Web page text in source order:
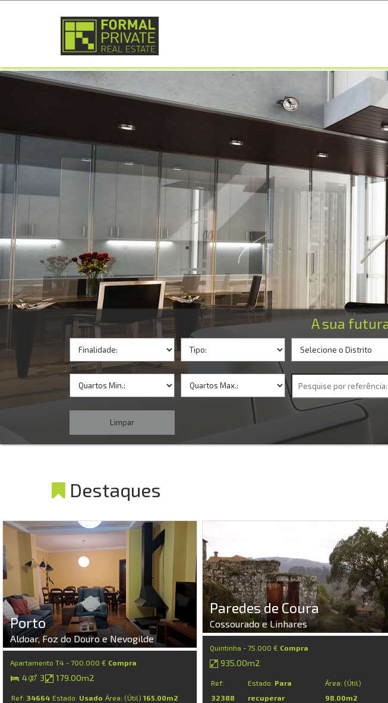
A sua
Destaques
Porto
Aldoar, Foz do Douro e Nevogilde
Apartamento T4 - 700.000 € Compra
4 3 179.00m2
Ref: 34664 Estado: Usado Área: (Útil) 165.00m2
Paredes de Coura
Cossourado e Linhares
Quintinha - 75.000 € Compra
935.00m2
Ref:
32388
Estado: Para
recuperar
Área: (Útil)
98.00m2